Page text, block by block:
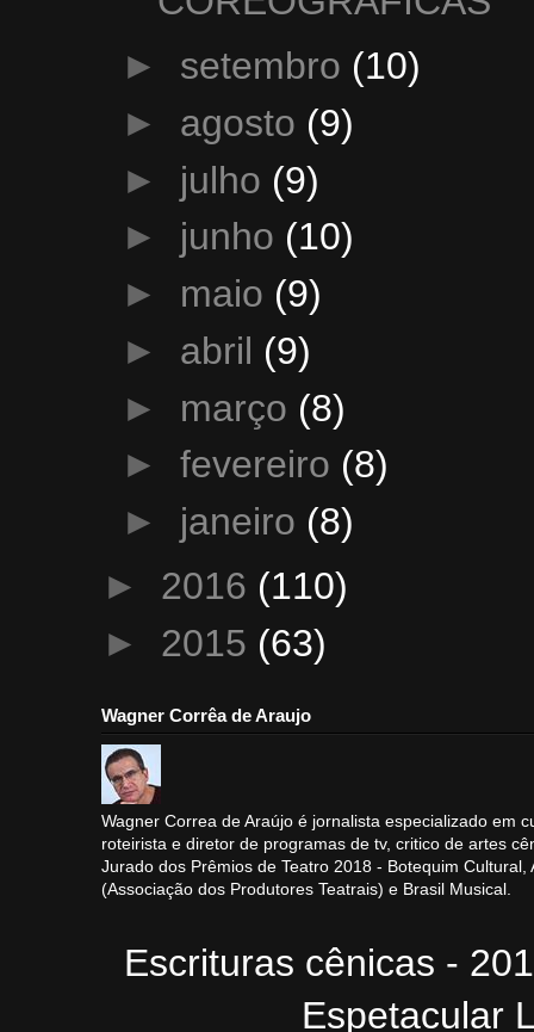
► setembro (10)
► agosto (9)
► julho (9)
► junho (10)
► maio (9)
► abril (9)
► março (8)
► fevereiro (8)
► janeiro (8)
► 2016 (110)
► 2015 (63)
Wagner Corrêa de Araujo
Wagner Correa de Araújo é jornalista especializado em
roteirista e diretor de programas de tv, critico de artes
Jurado dos Prêmios de Teatro 2018 - Botequim Cultural,
(Associação dos Produtores Teatrais) e Brasil Musical.
Escrituras cênicas -
Espetacular